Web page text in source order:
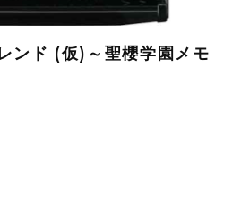
ンド (仮)～聖櫻学園メモ